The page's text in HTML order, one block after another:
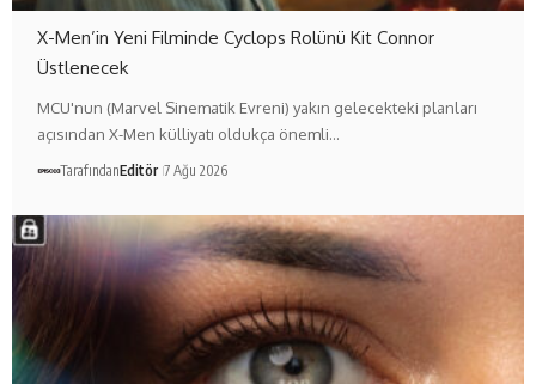
X-Men’in Yeni Filminde Cyclops Rolünü Kit Connor
Üstlenecek
MCU'nun (Marvel Sinematik Evreni) yakın gelecekteki planları
açısından X-Men külliyatı oldukça önemli…
TarafındanEditör 7 Ağu 2026